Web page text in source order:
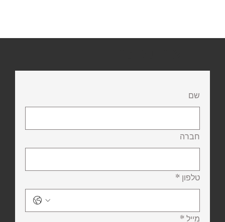
שם
חברה
טלפון *
מייל*